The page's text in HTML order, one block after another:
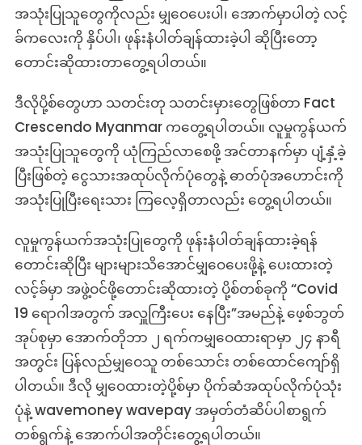
အသုံးပြုသူတွေကိုလည်း မျှဝေပေးပါ၊ အောက်မှာပါတဲ့ လင့်
ခ်ကလေးကို နှိပ်ပါ၊ ဖုန်းနံပါတ်ချန်ထားခဲ့ပါ ဆိုပြီးတော့
တောင်းဆိုထားတာတွေ့ရပါတယ်။
ဒီလိုပို့စ်တွေဟာ သတင်းတု သတင်းမှားတွေဖြစ်တာ Fact
Crescendo Myanmar ကတွေ့ရပါတယ်။ လူမှုကွန်ယက်
အသုံးပြုသူတွေကို ယုံကြည်လာစေဖို့ အင်တာနက်မှာ ပျံ့နှံ့ခဲ့
ပြီးဖြစ်တဲ့ ငွေသားအထုပ်လိုက်ပုံတွေနဲ့ ဓာတ်ပုံအဟောင်းကို
အသုံးပြုပြီးရေးသား ကြလေ့ရှိတာလည်း တွေ့ရပါတယ်။
လူမှုကွန်ယက်အသုံးပြုတွေကို ဖုန်းနံပါတ်ချန်ထားခဲ့ရန်
တောင်းဆိုပြီး များများသိအောင်မျှဝေပေးဖို့နဲ့ ပေးထားတဲ့
လင့်ခ်မှာ အဖွဲ့ဝင်ဖို့တောင်းဆိုထားတဲ့ ပို့စ်တစ်ခုကို “Covid
19 ရောဂါအတွက် အလှူကြီးပေး နေပြီး”အမည်နဲ့ ဖေ့စ်ဘွတ်
အုပ်စုမှာ အောက်တိုဘာ ၂ ရက်ကမျှဝေထားရာမှာ ၂၄ နာရီ
အတွင်း ပြန်လည်မျှဝေသူ တစ်သောင်း တစ်ထောင်ကျော်ရှိ
ပါတယ်။ ဒီလို မျှဝေထားတဲ့ပို့စ်မှာ ပိုက်ဆံအထုပ်လိုက်ပုံသုံး
ပုံနဲ့ wavemoney wavepay အမှတ်တံဆိပ်ပါစာရွက်
တစ်ရွက်နဲ့ အောက်ပါအတိုင်းတွေ့ရပါတယ်။